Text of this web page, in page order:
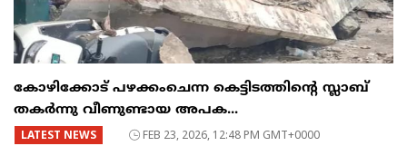
കോഴിക്കോട് പഴക്കംചെന്ന കെട്ടിടത്തിന്റെ സ്ലാബ്
തകർന്നു വീണുണ്ടായ അപക...
LATEST NEWS FEB 23, 2026, 12:48 PM GMT+0000